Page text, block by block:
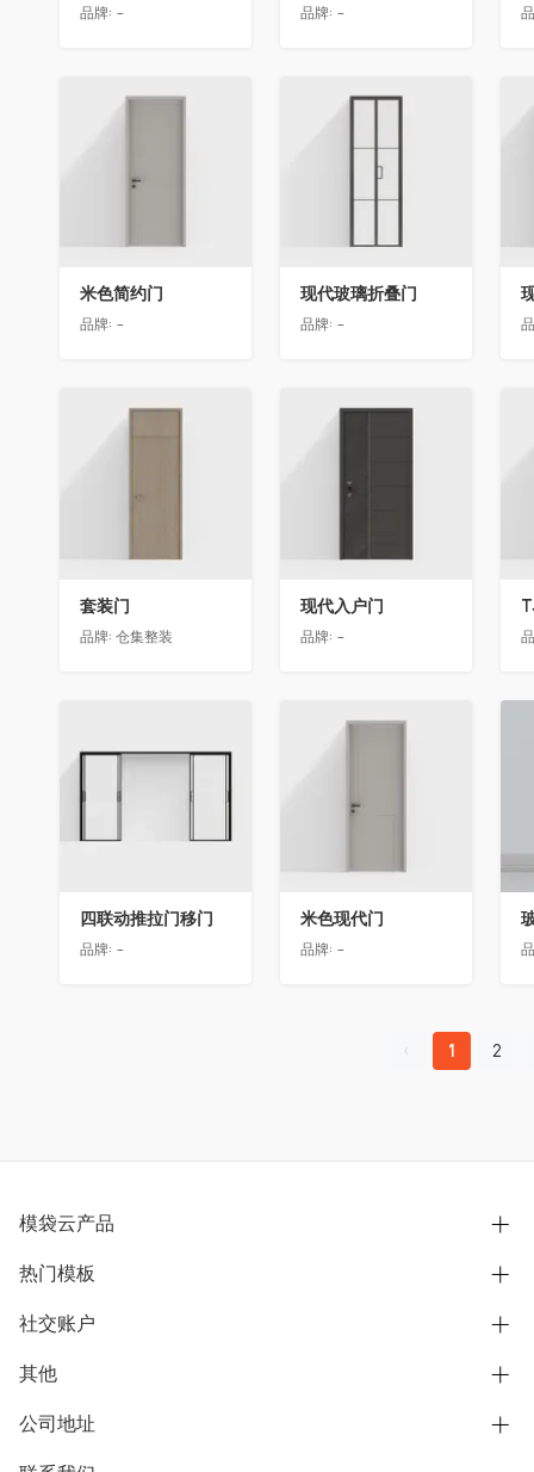
品牌: - 品牌: -
收藏
米色简约门
品牌: -
收藏
现代玻璃折叠门
品牌: -
收藏
套装门
品牌: 仓集整装
收藏
现代入户门
品牌: -
四联动推拉门移门
品牌: -
收藏
米色现代门
品牌: -
1 2
模袋云产品
别墅设计营销
模型协同展示分享
别墅社区
热门模板
欧式别墅
中式别墅
社交账户
B站
抖音
微信公众号
其他
用户服务协议
隐私政策
公司地址